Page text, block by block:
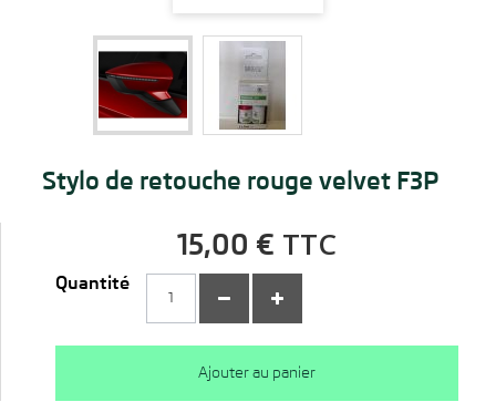
Stylo de retouche rouge velvet F3P
15,00 € TTC
Quantité
Ajouter au panier